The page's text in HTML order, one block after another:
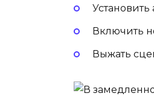
Включить
Выжать